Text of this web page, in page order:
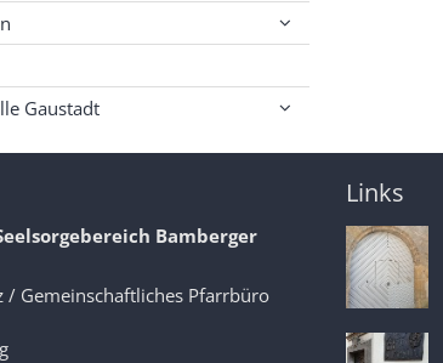
Gaustadt
Bamberger
/ Gemeinschaftliches Pfarrbüro
Links